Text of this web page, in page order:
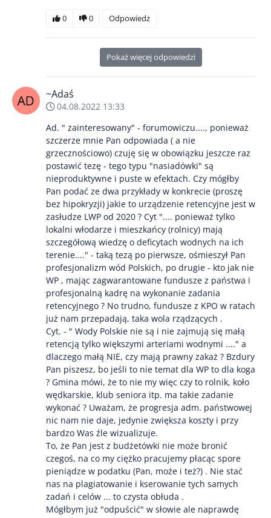
0 0 Odpowiedz
Pokaż więcej odpowiedzi
~Adaś
04.08.2022 13:33
Ad. " zainteresowany" - forumowiczu...., ponieważ
szczerze mnie Pan odpowiada ( a nie
grzecznościowo) czuję się w obowiązku jeszcze raz
postawić tezę - tego typu "nasiadówki" są
nieproduktywne i puste w efektach. Czy mógłby
Pan podać ze dwa przykłady w konkrecie (proszę
bez hipokryzji) jakie to urządzenie retencyjne jest w
zasłudze LWP od 2020 ? Cyt ".... ponieważ tylko
lokalni włodarze i mieszkańcy (rolnicy) mają
szczegółową wiedzę o deficytach wodnych na ich
terenie...." - taką tezą po pierwsze, ośmieszył Pan
profesjonalizm wód Polskich, po drugie - kto jak nie
WP , mając zagwarantowane fundusze z państwa i
profesjonalną kadrę na wykonanie zadania
retencyjnego ? No trudno, fundusze z KPO w ratach
już nam przepadają, taka wola rządzących .
Cyt. - " Wody Polskie nie są i nie zajmują się małą
retencją tylko większymi arteriami wodnymi ...." a
dlaczego małą NIE, czy mają prawny zakaż ? Bzdury
Pan piszesz, bo jeśli to nie temat dla WP to dla koga
? Gmina mówi, że to nie my więc czy to rolnik, koło
wędkarskie, klub seniora itp. ma takie zadanie
wykonać ? Uważam, że progresja adm. państwowej
nic nam nie daje, jedynie zwiększa koszty i przy
bardzo Was źle wizualizuje.
To, że Pan jest z budżetówki nie może bronić
czegoś, na co my ciężko pracujemy płacąc spore
pieniądze w podatku (Pan, może i też?) . Nie stać
nas na plagiatowanie i kserowanie tych samych
zadań i celów ... to czysta obłuda .
Mógłbym już "odpuścić" w słowie ale naprawdę